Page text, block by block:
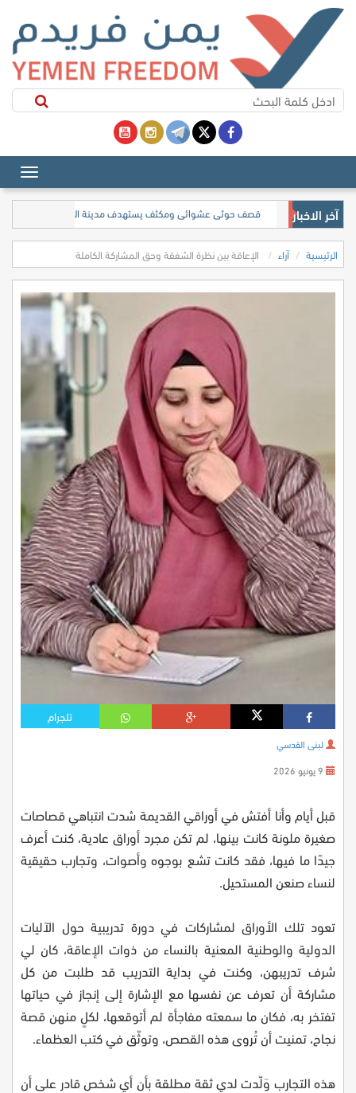
آخر الاخبار الحوثيون يستهدفون بالصواريخ والمسيّرات ميناء المخا غربي اليمن
الرئيسية آراء الإعاقة بين نظرة الشفقة وحق المشاركة الكاملة
تلجرام
المشاركة
الكاملة
لبنى القدسي
قبل أيام وأنا أفتش في أوراقي القديمة شدت انتباهي قصاصات
صغيرة ملونة كانت بينها، لم تكن مجرد أوراق عادية، كنت أعرف
جيدًا ما فيها، فقد كانت تشع بوجوه وأصوات، وتجارب حقيقية
لنساء صنعن المستحيل.
تعود تلك الأوراق لمشاركات في دورة تدريبية حول الآليات
الدولية والوطنية المعنية بالنساء من ذوات الإعاقة، كان لي
شرف تدريبهن، وكنت في بداية التدريب قد طلبت من كل
مشاركة أن تعرف عن نفسها مع الإشارة إلى إنجاز في حياتها
تفتخر به، فكان ما سمعته مفاجأة لم أتوقعها، لكلٍ منهن قصة
نجاح، تمنيت أن تُروى هذه القصص، وتوثّق في كتب العظماء.
هذه التجارب وَلّدت لدي ثقة مطلقة بأن أي شخص قادر على أن